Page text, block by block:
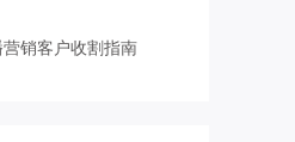
销客户收割指南